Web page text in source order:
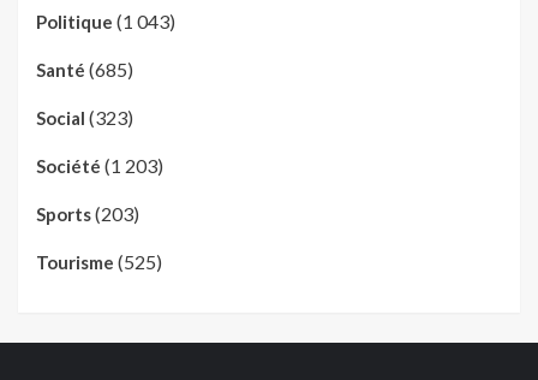
Politique (1 043)
Santé (685)
Social (323)
Société (1 203)
Sports(203)
Tourisme (525)